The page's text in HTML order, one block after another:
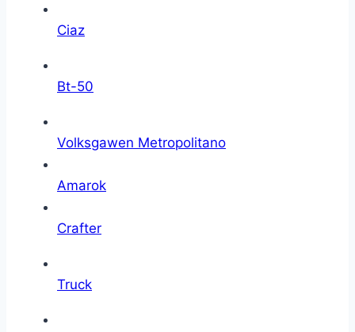
Ciaz
Bt-50
Volksgawen Metropolitano
Amarok
Crafter
Truck